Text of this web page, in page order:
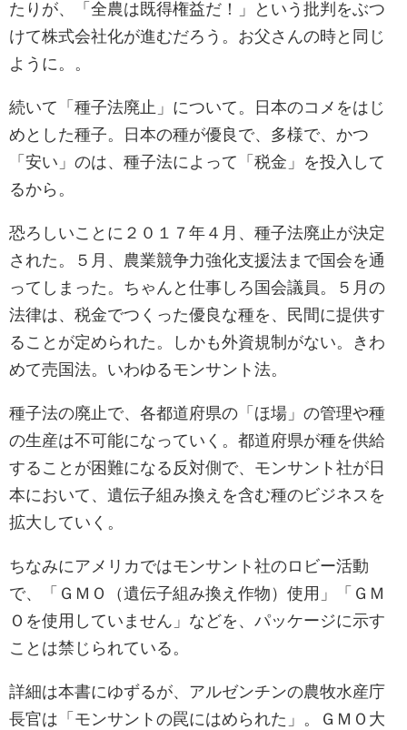
たりが、「全農は既得権益だ！」という批判をぶつ
けて株式会社化が進むだろう。お父さんの時と同じ
ように。。
続いて「種子法廃止」について。日本のコメをはじ
めとした種子。日本の種が優良で、多様で、かつ
「安い」のは、種子法によって「税金」を投入して
るから。
恐ろしいことに２０１７年４月、種子法廃止が決定
された。５月、農業競争力強化支援法まで国会を通
ってしまった。ちゃんと仕事しろ国会議員。５月の
法律は、税金でつくった優良な種を、民間に提供す
ることが定められた。しかも外資規制がない。きわ
めて売国法。いわゆるモンサント法。
種子法の廃止で、各都道府県の「ほ場」の管理や種
の生産は不可能になっていく。都道府県が種を供給
することが困難になる反対側で、モンサント社が日
本において、遺伝子組み換えを含む種のビジネスを
拡大していく。
ちなみにアメリカではモンサント社のロビー活動
で、「ＧＭＯ（遺伝子組み換え作物）使用」「ＧＭ
Ｏを使用していません」などを、パッケージに示す
ことは禁じられている。
詳細は本書にゆずるが、アルゼンチンの農牧水産庁
長官は「モンサントの罠にはめられた」。ＧＭＯ大